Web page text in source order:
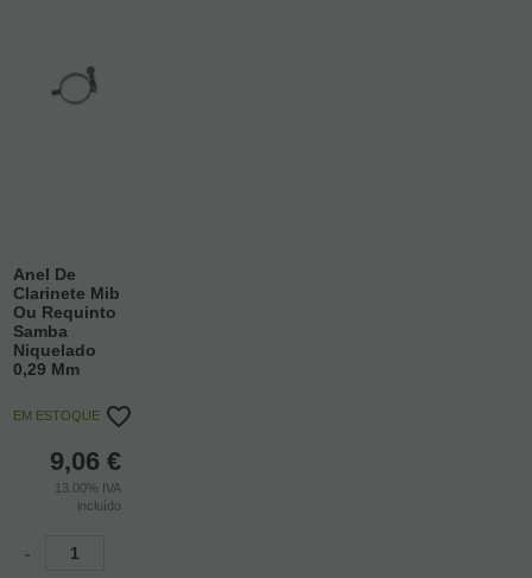
Anel De
Clarinete Mib
Ou Requinto
Samba
Niquelado
0,29 Mm
EM ESTOQUE
9,06 €
13.00% IVA
incluído
-